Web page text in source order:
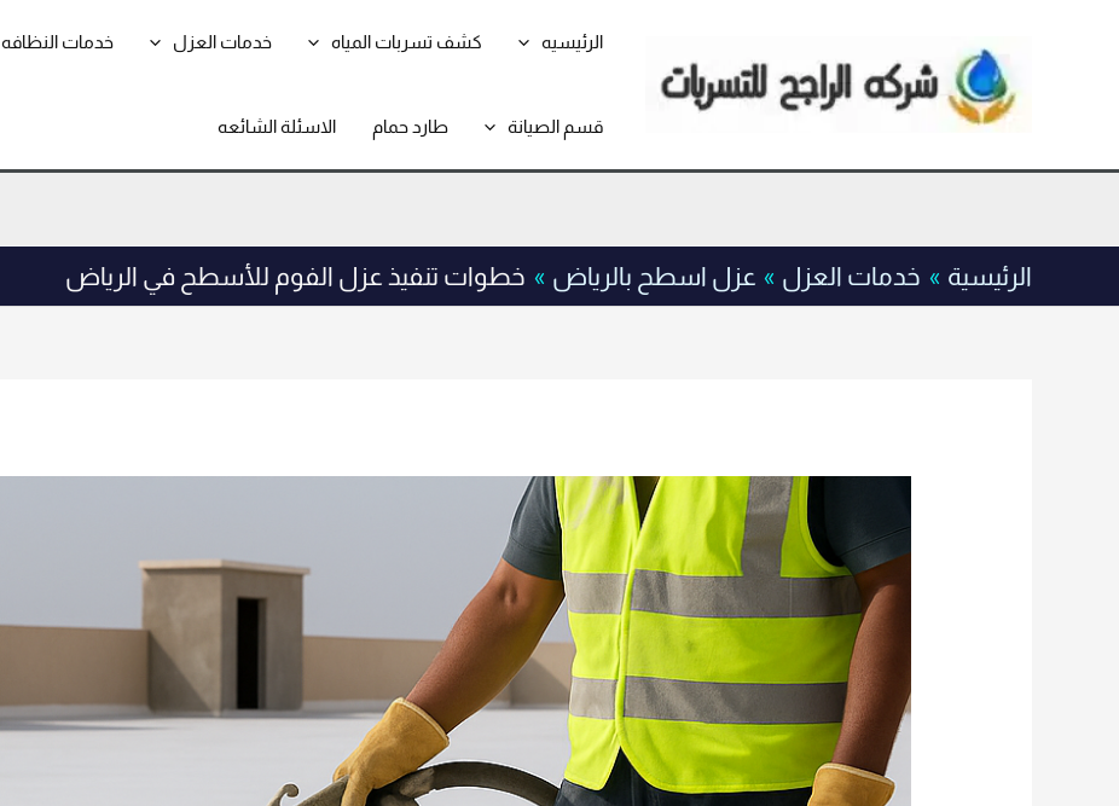
الرئيسيه كشف تسربات المياه خدمات العزل خدمات النظافه
قسم الصيانة طارد حمام الاسئلة الشائعه
الرئيسية خدمات العزل عزل اسطح بالرياض خطوات تنفيذ عزل الفوم للأسطح في الرياض